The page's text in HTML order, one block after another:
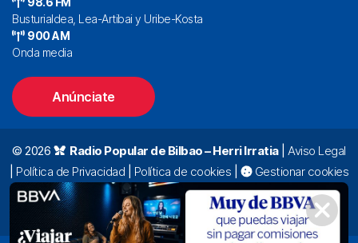
Busturialdea, Lea-Artibai y Uribe-Kosta
900 AM
Onda media
Anúnciate
© 2026 Radio Popular de Bilbao – Herri Irratia|Aviso Legal
Política de Privacidad Política de cookies
Gestionar cookies
Alda. Mazarredo, 47 – 7º 48009 Bilbao |
94 423 92 00|
oyentes@radiopopular.com